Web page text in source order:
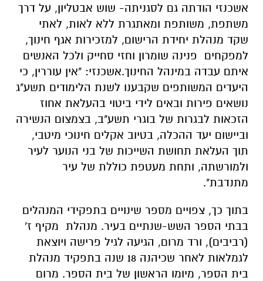
אשכנזי הודתה גם לסגניתה- שוש אבטליון, על דרך
משתפת, משותפת ומאתגרת ללא לאות, לאתי
שקד מנהלת יחידת הרישום, למזכירות אגף חינוך,
למפקחים פנינה שומרון וחזי סחייק ולכל האנשים
איתם עבדה במינהל החינוך.אשכנזי: "אין עוררין, כי
היעדים המשותפים שקבענו לשנת הלימודים תשע"ג
נושאים פירות ובאים לידי ביטוי בהעלאת אחוז
הזכאות לבגרות של בוגרי תשע"ב, בצמצום הנשירה
וביישום יעד ההכלה, בטיוב אקלים חינוכי מיטבי,
תוך העלאת תחושת השייכות של בני הנוער לעיר
ולמורשתה, ותחת מעטפת כוללת של עיר
מתנדבת".
בתוך כך, צפויים מספר שינויים בתפקידי המנהלים
בבתי הספר השש-שנתיים בעיר. מנהלת מקיף ז'
(רביבים), ורד מרום, הגיעה לגיל פרישה ויוצאת
לגמלאות לאחר שכיהנה 18 שנה בתפקיד מנהלת
בית הספר, מיומו הראשון של בית הספר. מרום